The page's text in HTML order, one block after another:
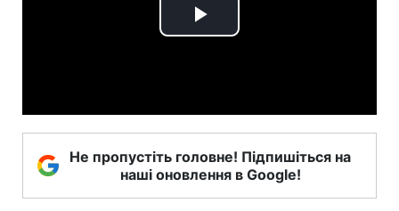
Play
Не пропустіть головне! Підпишіться на
наші оновлення в Google!